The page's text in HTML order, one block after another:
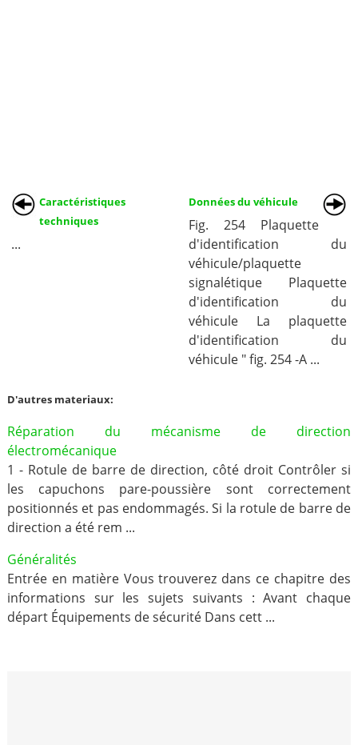
Caractéristiques
techniques
...
Données du véhicule
Fig. 254 Plaquette
d'identification du
véhicule/plaquette
signalétique Plaquette
d'identification du
véhicule La plaquette
d'identification du
véhicule " fig. 254 -A ...
D'autres materiaux:
Réparation du mécanisme de direction
électromécanique
1 - Rotule de barre de direction, côté droit Contrôler si
les capuchons pare-poussière sont correctement
positionnés et pas endommagés. Si la rotule de barre de
direction a été rem ...
Généralités
Entrée en matière Vous trouverez dans ce chapitre des
informations sur les sujets suivants : Avant chaque
départ Équipements de sécurité Dans cett ...